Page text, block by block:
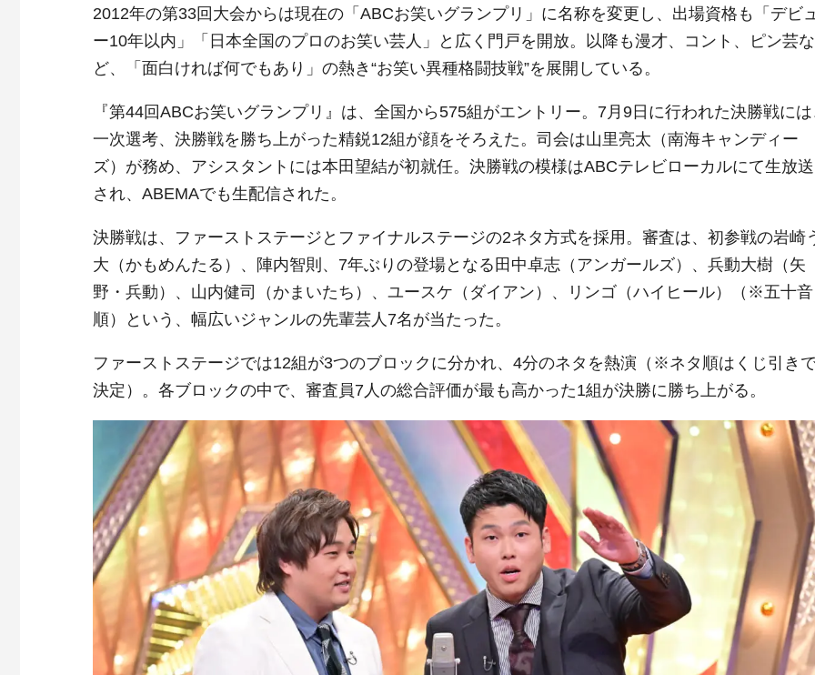
2012年の第33回大会からは現在の「ABCお笑いグランプリ」に名称を変更し、出場資格も「デビ
ー10年以内」「日本全国のプロのお笑い芸人」と広く門戸を開放。以降も漫才、コント、ピン芸な
ど、「面白ければ何でもあり」の熱き“お笑い異種格闘技戦”を展開している。
『第44回ABCお笑いグランプリ』は、全国から575組がエントリー。7月9日に行われた決勝戦に
一次選考、決勝戦を勝ち上がった精鋭12組が顔をそろえた。司会は山里亮太（南海キャンディー
ズ）が務め、アシスタントには本田望結が初就任。決勝戦の模様はABCテレビローカルにて生放送
され、ABEMAでも生配信された。
決勝戦は、ファーストステージとファイナルステージの2ネタ方式を採用。審査は、初参戦の岩崎
大（かもめんたる）、陣内智則、7年ぶりの登場となる田中卓志（アンガールズ）、兵動大樹（矢
野・兵動）、山内健司（かまいたち）、ユースケ（ダイアン）、リンゴ（ハイヒール）（※五十音
順）という、幅広いジャンルの先輩芸人7名が当たった。
ファーストステージでは12組が3つのブロックに分かれ、4分のネタを熱演（※ネタ順はくじ引き
決定）。各ブロックの中で、審査員7人の総合評価が最も高かった1組が決勝に勝ち上がる。